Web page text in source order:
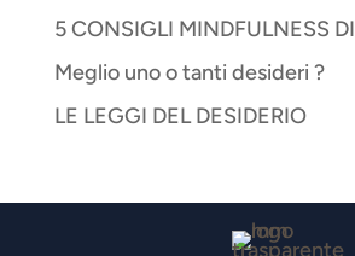
5 CONSIGLI MINDFULNESS
Meglio uno o tanti desideri ?
LE LEGGI DEL DESIDERIO